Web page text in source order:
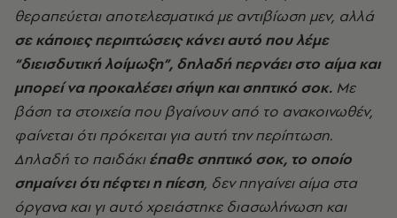
θεραπεύεται αποτελεσματικά με αντιβίωση μεν, αλλά
σε κάποιες περιπτώσεις κάνει αυτό που λέμε
“διεισδυτική λοίμωξη”, δηλαδή περνάει στο αίμα και
μπορεί να προκαλέσει σήψη και σηπτικό σοκ. Με
βάση τα στοιχεία που βγαίνουν από το ανακοινωθέν,
φαίνεται ότι πρόκειται για αυτή την περίπτωση.
Δηλαδή το παιδάκιέπαθε σηπτικό σοκ, το οποίο
σημαίνει ότι πέφτει η πίεση, δεν πηγαίνει αίμα στα
όργανα και γι αυτό χρειάστηκε διασωλήνωση και